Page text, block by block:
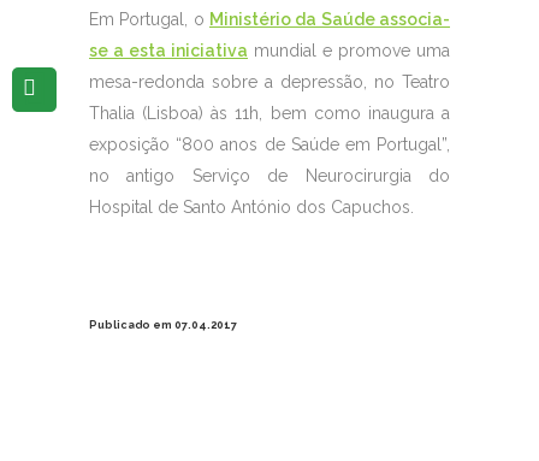
Em Portugal, o Ministério da Saúde associa-
se a esta iniciativa mundial e promove uma
mesa-redonda sobre a depressão, no Teatro
Thalia (Lisboa) às 11h, bem como inaugura a
exposição “800 anos de Saúde em Portugal”,
no antigo Serviço de Neurocirurgia do
Hospital de Santo António dos Capuchos.
Publicado em 07.04.2017